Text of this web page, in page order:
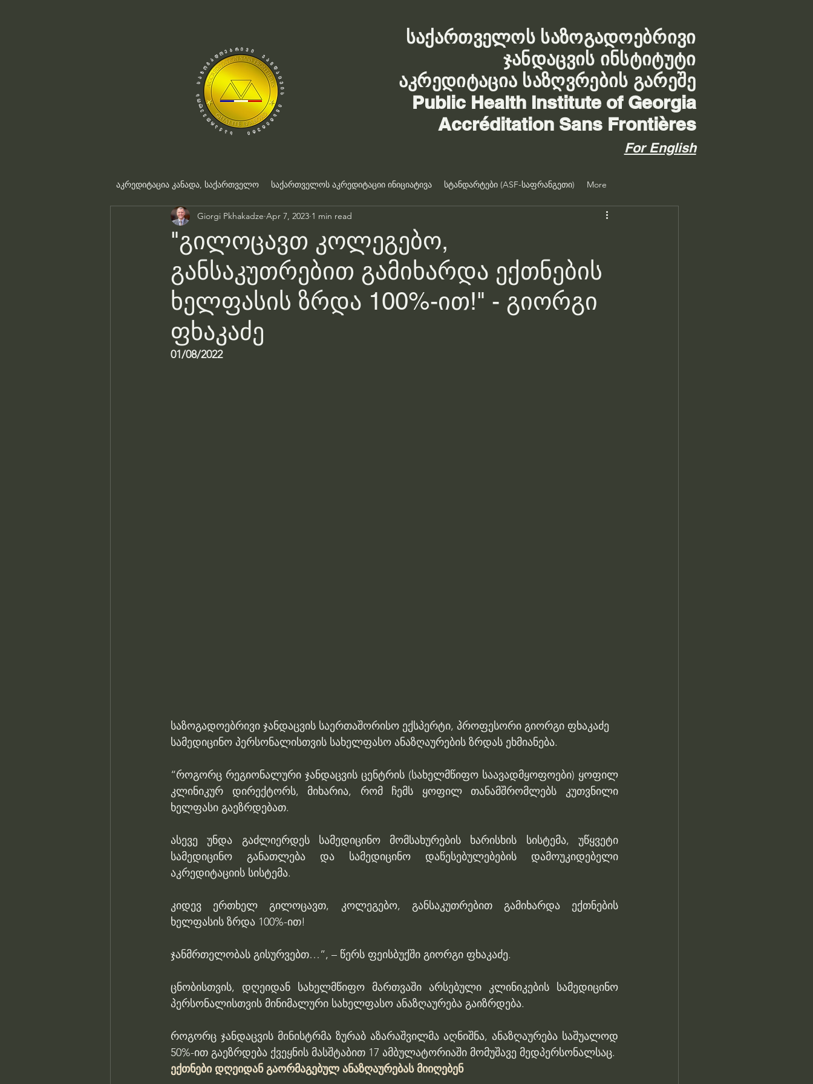
საქართველოს საზოგადოებრივი
ჯანდაცვის ინსტიტუტი
აკრედიტაცია საზღვრების გარეშე
Public Health Institute of Georgia
Accréditation Sans Frontières
For English
აკრედიტაცია კანადა, საქართველო საქართველოს აკრედიტაციი ინიციატივა სტანდარტები (ASF-საფრანგეთი) More
"გილოცავთ კოლეგებო,
განსაკუთრებით გამიხარდა ექთნების
ხელფასის ზრდა 100%-ით!" - გიორგი
ფხაკაძე
Giorgi Pkhakadze Apr 7, 2023 1 min read
01/08/2022
საზოგადოებრივი ჯანდაცვის საერთაშორისო ექსპერტი, პროფესორი გიორგი ფხაკაძე
სამედიცინო პერსონალისთვის სახელფასო ანაზღაურების ზრდას ეხმიანება.
“როგორც რეგიონალური ჯანდაცვის ცენტრის (სახელმწიფო საავადმყოფოები) ყოფილ
კლინიკურ დირექტორს, მიხარია, რომ ჩემს ყოფილ თანამშრომლებს კუთვნილი
ხელფასი გაეზრდებათ.
ასევე უნდა გაძლიერდეს სამედიცინო მომსახურების ხარისხის სისტემა, უწყვეტი
სამედიცინო განათლება და სამედიცინო დაწესებულებების დამოუკიდებელი
აკრედიტაციის სისტემა.
კიდევ ერთხელ გილოცავთ, კოლეგებო, განსაკუთრებით გამიხარდა ექთნების
ხელფასის ზრდა 100%-ით!
ჯანმრთელობას გისურვებთ…”, – წერს ფეისბუქში გიორგი ფხაკაძე.
ცნობისთვის, დღეიდან სახელმწიფო მართვაში არსებული კლინიკების სამედიცინო
პერსონალისთვის მინიმალური სახელფასო ანაზღაურება გაიზრდება.
როგორც ჯანდაცვის მინისტრმა ზურაბ აზარაშვილმა აღნიშნა, ანაზღაურება საშუალოდ
50%-ით გაეზრდება ქვეყნის მასშტაბით 17 ამბულატორიაში მომუშავე მედპერსონალსაც.
ექთნები დღეიდან გაორმაგებულ ანაზღაურებას მიიღებენ